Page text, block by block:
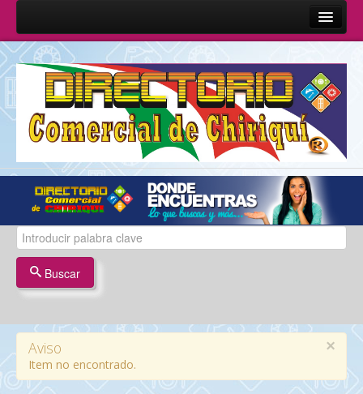
Inicio
Sobre Nosotros
Quienes Somos
Misión y Visión
Términos y Condiciones
Contáctenos
Buscar
×
Aviso
Item no encontrado.